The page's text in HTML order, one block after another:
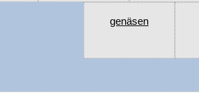
genäsen